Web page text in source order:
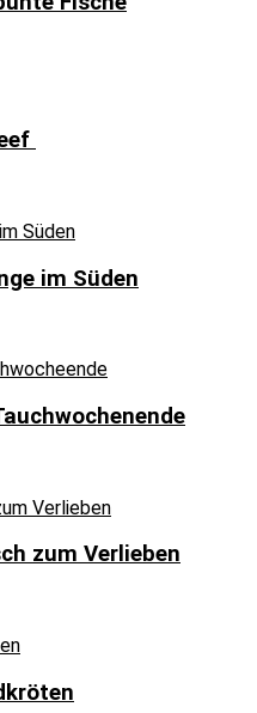
im Süden
zum Verlieben